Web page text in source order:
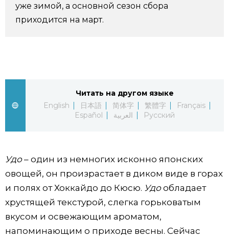
Блог
Общество
Культура
Жизнь
Технологии
Токио
Японский язык
Еда и напитки
official SNS
уже зимой, а основной сезон сбора
приходится на март.
Читать на другом языке
English
日本語 简体字 繁體字
Français
Español
العربية Русский
Удо– один из немногих исконно японских
овощей, он произрастает в диком виде в горах
и полях от Хоккайдо до Кюсю. Удообладает
хрустящей текстурой, слегка горьковатым
вкусом и освежающим ароматом,
напоминающим о приходе весны. Сейчас